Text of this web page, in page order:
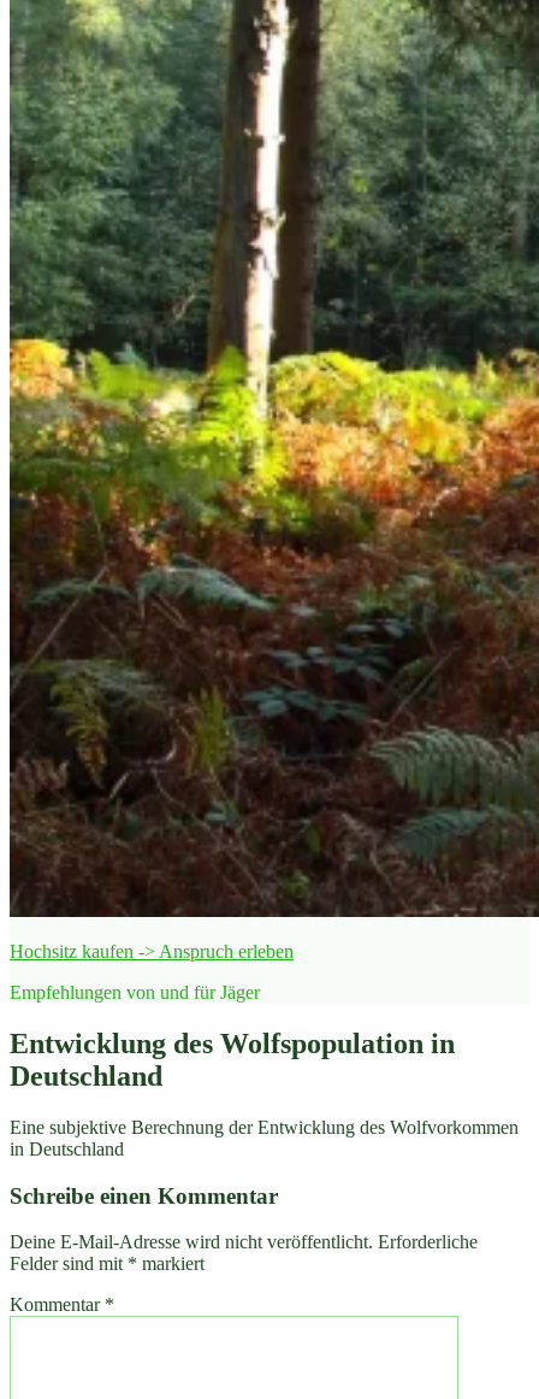
Hochsitz kaufen -> Anspruch erleben
Empfehlungen von und für Jäger
Entwicklung des Wolfspopulation in
Deutschland
Eine subjektive Berechnung der Entwicklung des Wolfvorkommen
in Deutschland
Schreibe einen Kommentar
Deine E-Mail-Adresse wird nicht veröffentlicht. Erforderliche
Felder sind mit * markiert
Kommentar *